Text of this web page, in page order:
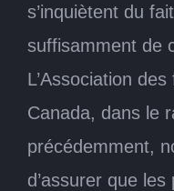
s’inquiètent du
suffisamment de
L’Association
Canada, dans le
précédemment,
d’assurer que